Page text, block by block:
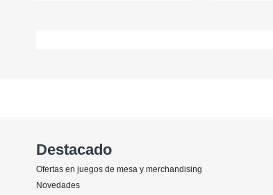
Destacado
Ofertas en juegos de mesa y merchandising
Novedades